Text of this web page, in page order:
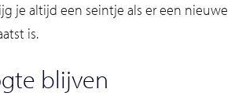
je altijd een seintje als er een nieuwe
is.
blijven